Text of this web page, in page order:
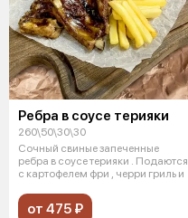
Ребра в соусе терияки
260\50\30\30
Сочный свиные запеченные
ребра в соусе терияки . Подаются
с картофелем фри , черри гриль и
от 475 ₽